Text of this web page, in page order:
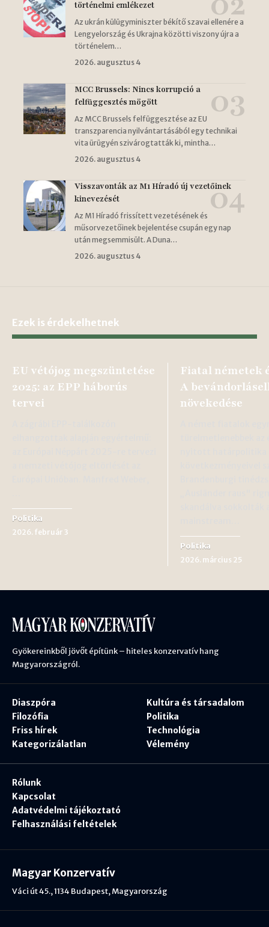
történelmi emlékezet
Az ukrán külügyminiszter békítő szavai ellenére a
Lengyelország és Ukrajna közötti viszony újra a
történelem…
2026. augusztus 4
MCC Brussels: Nincs korrupció a
felfüggesztés mögött
Az MCC Brussels felfüggesztése az EU
transzparencia nyilvántartásából egy technikai
vita ürügyén szivárogtatták ki, mintha…
2026. augusztus 4
Visszavonták az M1 Híradó új vezetőinek
kinevezését
Az M1 Híradó frissített vezetésének és
műsorvezetőinek bejelentése csupán egy nap
után megsemmisült. A Duna…
2026. augusztus 4
Ezek is érdekelhetnek
EU vétójog megszüntetése
2025: az EPP háborús
tervei
Politika
2026. február 3
Fiatal németek
A
növekedése
Politika
2026. március 25
Gyökereinkből jövőt építünk – hiteles konzervatív hang
Magyarországról.
Diaszpóra
Filozófia
Friss hírek
Kategorizálatlan
Kultúra és társadalom
Politika
Technológia
Vélemény
Rólunk
Kapcsolat
Adatvédelmi tájékoztató
Felhasználási feltételek
Magyar Konzervatív
Váci út 45., 1134 Budapest, Magyarország